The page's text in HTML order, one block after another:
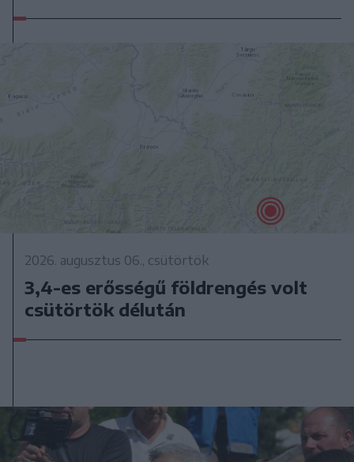
2026. augusztus 06., csütörtök
3,4-es erősségű földrengés volt
csütörtök délután